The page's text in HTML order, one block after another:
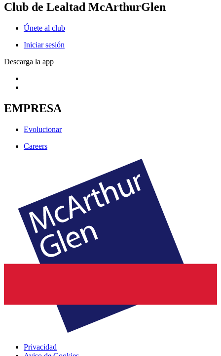
Club de Lealtad McArthurGlen
Únete al club
Iniciar sesión
Descarga la app
EMPRESA
Evolucionar
Careers
Privacidad